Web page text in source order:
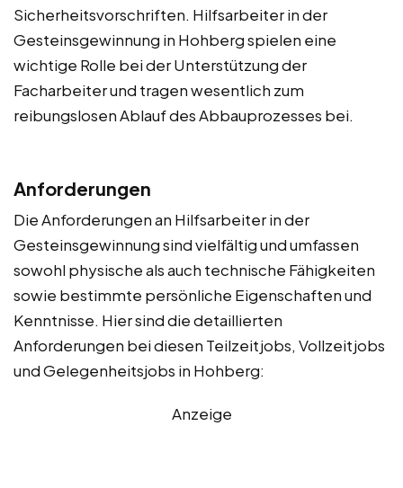
Sicherheitsvorschriften. Hilfsarbeiter in der
Gesteinsgewinnung in Hohberg spielen eine
wichtige Rolle bei der Unterstützung der
Facharbeiter und tragen wesentlich zum
reibungslosen Ablauf des Abbauprozesses bei.
Anforderungen
Die Anforderungen an Hilfsarbeiter in der
Gesteinsgewinnung sind vielfältig und umfassen
sowohl physische als auch technische Fähigkeiten
sowie bestimmte persönliche Eigenschaften und
Kenntnisse. Hier sind die detaillierten
Anforderungen bei diesen Teilzeitjobs, Vollzeitjobs
und Gelegenheitsjobs in Hohberg:
Anzeige